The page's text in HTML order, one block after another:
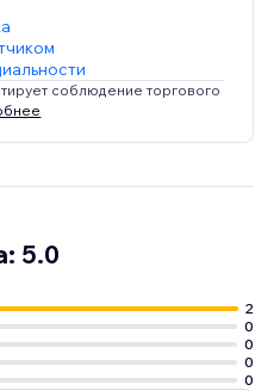
соблюдение торгового
5.0
2
0
0
0
0